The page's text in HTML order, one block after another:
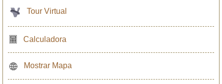
Tour Virtual
Calculadora
Mostrar Mapa